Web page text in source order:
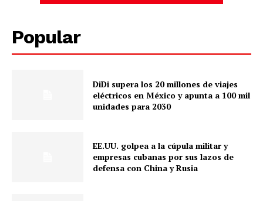
Popular
DiDi supera los 20 millones de viajes
eléctricos en México y apunta a 100 mil
unidades para 2030
EE.UU. golpea a la cúpula militar y
empresas cubanas por sus lazos de
defensa con China y Rusia